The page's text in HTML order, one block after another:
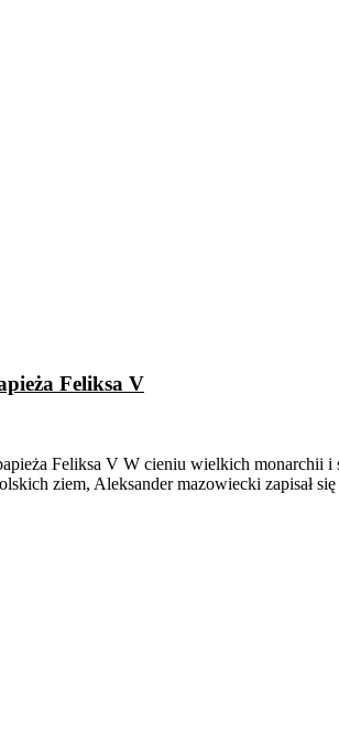
Feliksa V
Feliksa V W cieniu wielkich
ziem, Aleksander mazowiecki zapisał